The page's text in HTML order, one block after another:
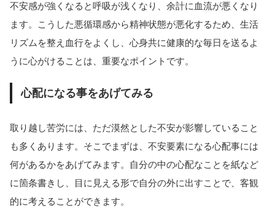
不安感が強くなると呼吸が浅くなり、余計に血流が悪くなり
ます。こうした悪循環感から精神状態が悪化するため、生活
リズムを整え血行をよくし、心身共に健康的な毎日を送るよ
うに心がけることは、重要なポイントです。
心配になる事をあげてみる
取り越し苦労には、ただ漠然とした不安が影響していること
も多くあります。そこでまずは、不安要素になる心配事には
何があるかをあげてみます。自分の中の心配なことを紙など
に箇条書きし、目に見える形で自分の外に出すことで、客観
的に考えることができます。